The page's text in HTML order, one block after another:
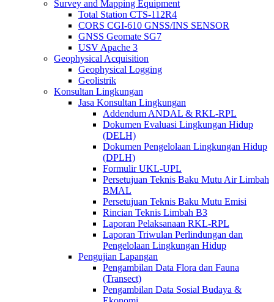
Survey and Mapping Equipment
Total Station CTS-112R4
CORS CGI-610 GNSS/INS SENSOR
GNSS Geomate SG7
USV Apache 3
Geophysical Acquisition
Geophysical Logging
Geolistrik
Konsultan Lingkungan
Jasa Konsultan Lingkungan
Addendum ANDAL & RKL-RPL
Dokumen Evaluasi Lingkungan Hidup
(DELH)
Dokumen Pengelolaan Lingkungan Hidup
(DPLH)
Formulir UKL-UPL
Persetujuan Teknis Baku Mutu Air Limbah
BMAL
Persetujuan Teknis Baku Mutu Emisi
Rincian Teknis Limbah B3
Laporan Pelaksanaan RKL-RPL
Laporan Triwulan Perlindungan dan
Pengelolaan Lingkungan Hidup
Pengujian Lapangan
Pengambilan Data Flora dan Fauna
(Transect)
Pengambilan Data Sosial Budaya &